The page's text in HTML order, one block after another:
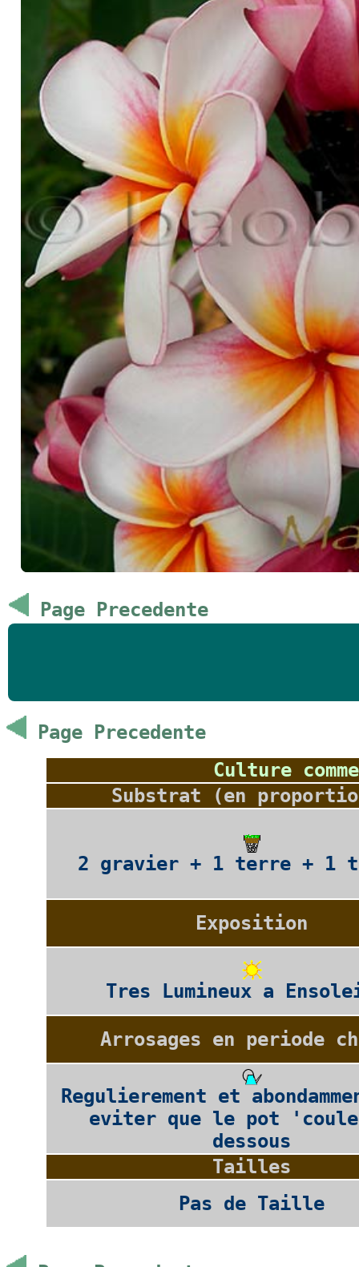
Page Precedente
Page Precedente
Culture
Substrat (en
2 gravier + 1 terre + 1
Exposition
Tres Lumineux a
Arrosages en periode
Regulierement et
eviter que le pot
dessous
Tailles
Pas de Taille